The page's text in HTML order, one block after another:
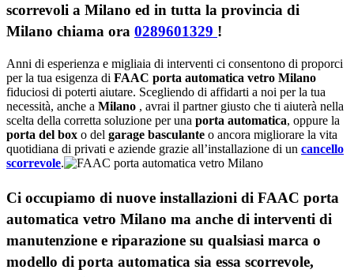
scorrevoli a Milano ed in tutta la provincia di
Milano chiama ora 0289601329 !
Anni di esperienza e migliaia di interventi ci consentono di proporci
per la tua esigenza di FAAC porta automatica vetro Milano
fiduciosi di poterti aiutare. Scegliendo di affidarti a noi per la tua
necessità, anche a Milano , avrai il partner giusto che ti aiuterà nella
scelta della corretta soluzione per una porta automatica, oppure la
porta del box o del garage basculante o ancora migliorare la vita
quotidiana di privati e aziende grazie all’installazione di un cancello
scorrevole.
Ci occupiamo di nuove installazioni di FAAC porta
automatica vetro Milano ma anche di interventi di
manutenzione e riparazione su qualsiasi marca o
modello di porta automatica sia essa scorrevole,